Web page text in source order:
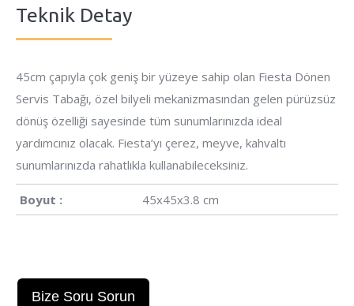
Teknik Detay
45cm çapıyla çok geniş bir yüzeye sahip olan Fiesta Dönen
Servis Tabağı, özel bilyeli mekanizmasından gelen pürüzsüz
dönüş özelliği sayesinde tüm sunumlarınızda ideal
yardımcınız olacak. Fiesta’yı çerez, meyve, kahvaltı
sunumlarınızda rahatlıkla kullanabileceksiniz.
Boyut : 45x45x3.8 cm
Bize Soru Sorun